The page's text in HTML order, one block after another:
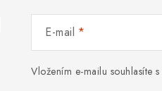
E-mail
Vložením e-mailu souhlasíte s